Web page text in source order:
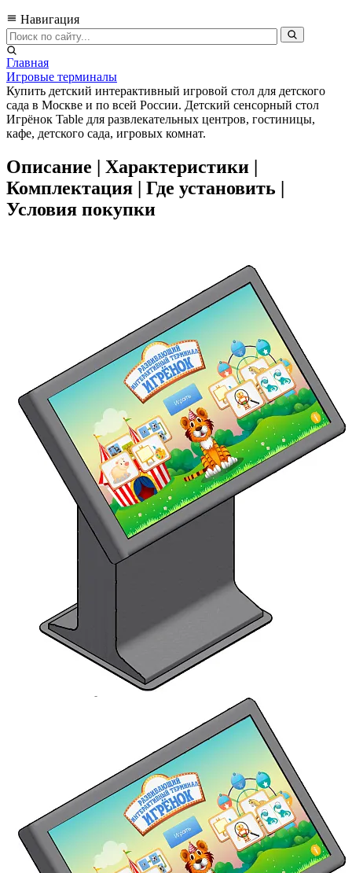
Навигация
Главная
Игровые терминалы
Купить детский интерактивный игровой стол для детского
сада в Москве и по всей России. Детский сенсорный стол
Игрёнок Table для развлекательных центров, гостиницы,
кафе, детского сада, игровых комнат.
Описание | Характеристики |
Комплектация | Где установить |
Условия покупки